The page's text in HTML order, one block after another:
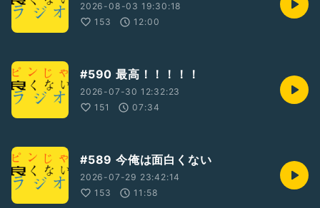
2026-08-03 19:30:18
153
12:00
#590 最高！！！！！
2026-07-30 12:32:23
151
07:34
#589 今俺は面白くない
2026-07-29 23:42:14
153
11:58